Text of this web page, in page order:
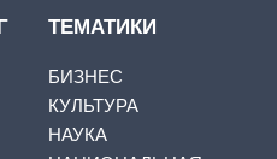
ТЕМАТИКИ
БИЗНЕС
КУЛЬТУРА
НАУКА